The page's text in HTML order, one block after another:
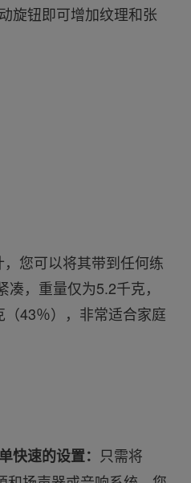
旋钮即可增加纹理和张
您可以将其带到任何练
，重量仅为5.2千克，
43％），非常适合家庭
快速的设置： 只需将